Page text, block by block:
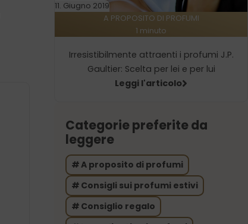
11. Giugno 2019
A PROPOSITO DI PROFUMI
1 minuto
Irresistibilmente attraenti i profumi J.P.
Gaultier: Scelta per lei e per lui
Leggi l'articolo
Categorie preferite da
leggere
A proposito di profumi
Consigli sui profumi estivi
Consiglio regalo